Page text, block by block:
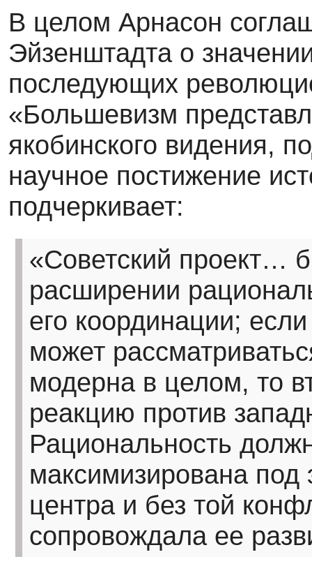
В целом Арнасон
Эйзенштадта о
последующих
«Большевизм
якобинского видения,
научное постижение
подчеркивает:
«Советский проект…
расширении
его координации;
может
модерна в целом, то
реакцию против
Рациональность
максимизирована
центра и без той
сопровождала ее